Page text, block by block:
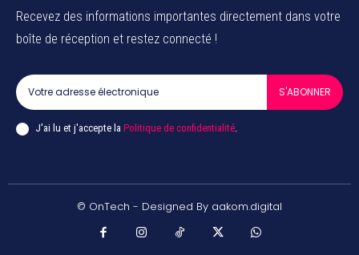
Recevez des informations importantes directement dans votre
boîte de réception et restez connecté !
S'ABONNER
J'ai lu et j'accepte la Politique de confidentialité.
© OnTech - Designed By aakom.digital